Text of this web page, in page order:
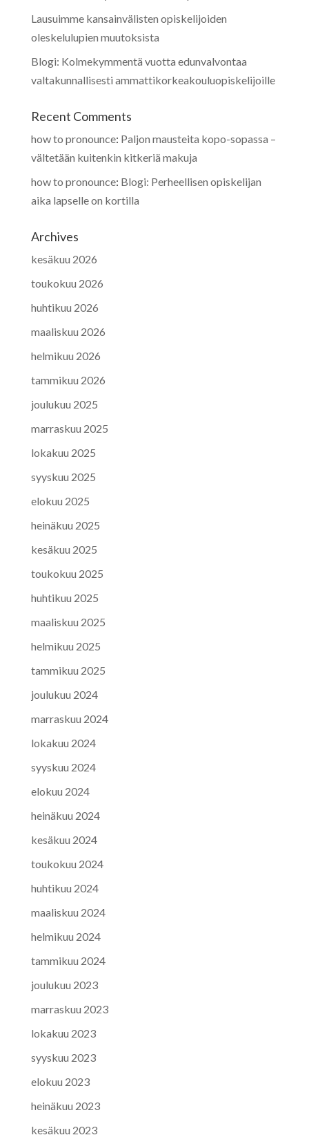
Lausuimme kansainvälisten opiskelijoiden
oleskelulupien muutoksista
Blogi: Kolmekymmentä vuotta edunvalvontaa
valtakunnallisesti ammattikorkeakouluopiskelijoille
Recent Comments
how to pronounce: Paljon mausteita kopo-sopassa –
vältetään kuitenkin kitkeriä makuja
how to pronounce: Blogi: Perheellisen opiskelijan
aika lapselle on kortilla
Archives
kesäkuu 2026
toukokuu 2026
huhtikuu 2026
maaliskuu 2026
helmikuu 2026
tammikuu 2026
joulukuu 2025
marraskuu 2025
lokakuu 2025
syyskuu 2025
elokuu 2025
heinäkuu 2025
kesäkuu 2025
toukokuu 2025
huhtikuu 2025
maaliskuu 2025
helmikuu 2025
tammikuu 2025
joulukuu 2024
marraskuu 2024
lokakuu 2024
syyskuu 2024
elokuu 2024
heinäkuu 2024
kesäkuu 2024
toukokuu 2024
huhtikuu 2024
maaliskuu 2024
helmikuu 2024
tammikuu 2024
joulukuu 2023
marraskuu 2023
lokakuu 2023
syyskuu 2023
elokuu 2023
heinäkuu 2023
kesäkuu 2023